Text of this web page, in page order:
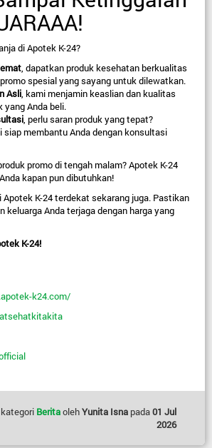
di Apotek K-24?
, dapatkan produk kesehatan berkualitas
spesial yang sayang untuk dilewatkan.
Asli, kami menjamin keaslian dan kualitas
yang Anda beli.
, perlu saran produk yang tepat?
siap membantu Anda dengan konsultasi
promo di tengah malam? Apotek K-24
kapan pun dibutuhkan!
Apotek K-24 terdekat sekarang juga. Pastikan
keluarga Anda terjaga dengan harga yang
K-24!
k24.com/
BeritaolehYunita Isna pada01 Jul
2026